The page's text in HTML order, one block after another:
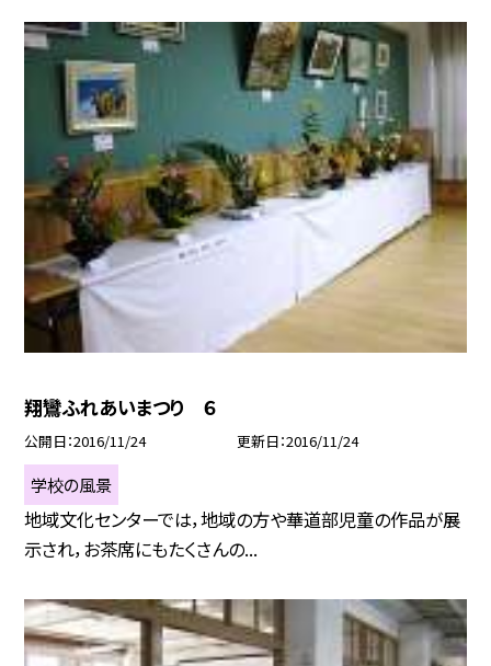
翔鸞ふれあいまつり ６
公開日 2016/11/24 更新日 2016/11/24
学校の風景
地域文化センターでは，地域の方や華道部児童の作品が展
示され，お茶席にもたくさんの...